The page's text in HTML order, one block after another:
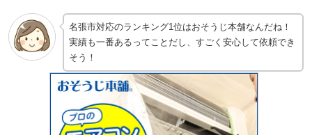
名張市対応のランキング1位はおそうじ本舗なんだね！
実績も一番あるってことだし、すごく安心して依頼でき
そう！